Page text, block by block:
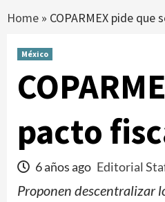
Home » COPARMEX pide
México
pacto
6 años ago Editorial
Proponen descentralizar